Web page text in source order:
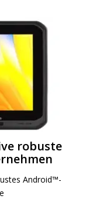
robuste
Android™-